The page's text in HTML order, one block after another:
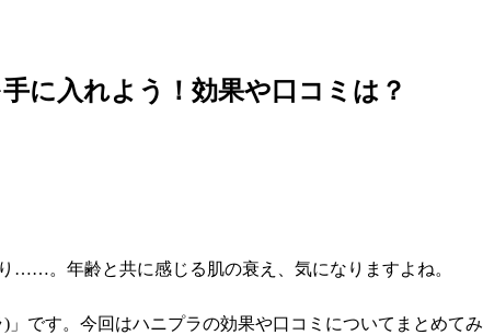
に入れよう！効果や口コミは？
……。年齢と共に感じる肌の衰え、気になりますよね。
です。今回はハニプラの効果や口コミについてまとめてみ